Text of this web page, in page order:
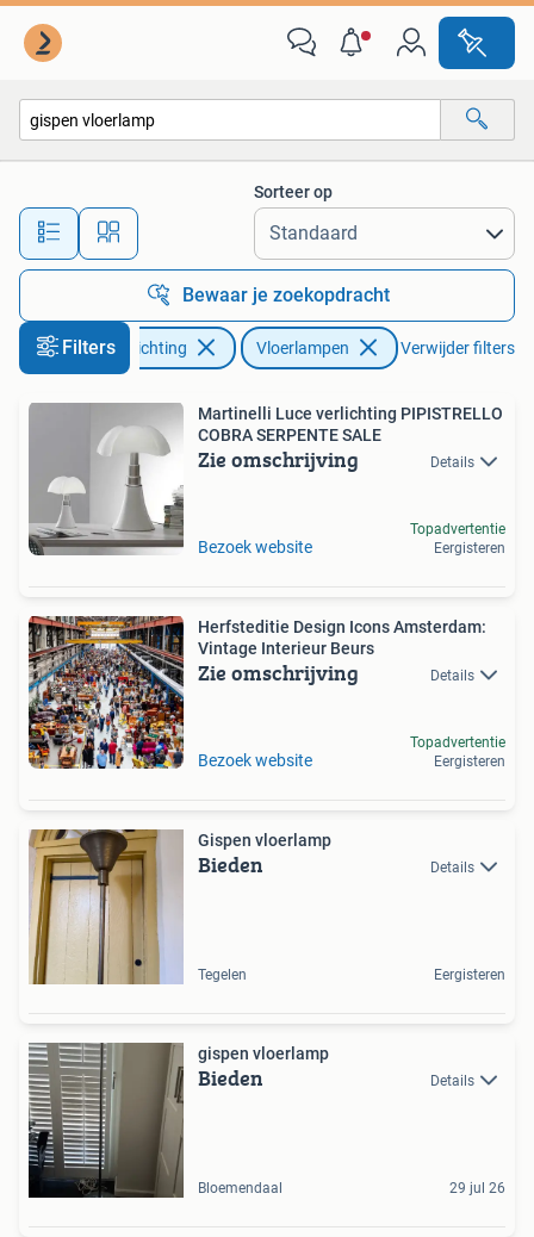
Alle afstanden…
Sorteer op
Bewaar je zoekopdracht
Filters
Huis en Inrichting Vloerlampen Verwijder filters
Martinelli Luce verlichting PIPISTRELLO
COBRA SERPENTE SALE
Zie omschrijving Details
Bezoek website
Topadvertentie
Eergisteren
Herfsteditie Design Icons Amsterdam:
Vintage Interieur Beurs
Zie omschrijving Details
Bezoek website
Topadvertentie
Eergisteren
Gispen vloerlamp
Bieden Details
Tegelen Eergisteren
gispen vloerlamp
Bieden Details
Bloemendaal 29 jul 26